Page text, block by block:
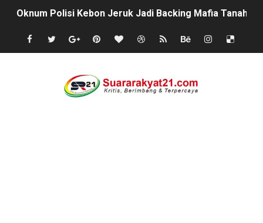
Oknum Polisi Kebon Jeruk Jadi Backing Mafia Tanah
Ketua PWC, Apresiasi HUT- Ri yang ke 81, yang di
Belajar dari Tiongkok, Kepala Desa Sindangheula